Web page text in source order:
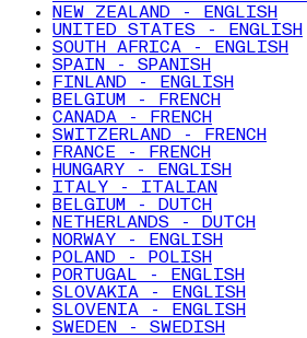
NEW ZEALAND - ENGLISH
UNITED STATES - ENGLISH
SOUTH AFRICA - ENGLISH
SPAIN - SPANISH
FINLAND - ENGLISH
BELGIUM - FRENCH
CANADA - FRENCH
SWITZERLAND - FRENCH
FRANCE - FRENCH
HUNGARY - ENGLISH
ITALY - ITALIAN
BELGIUM - DUTCH
NETHERLANDS - DUTCH
NORWAY - ENGLISH
POLAND - POLISH
PORTUGAL - ENGLISH
SLOVAKIA - ENGLISH
SLOVENIA - ENGLISH
SWEDEN - SWEDISH